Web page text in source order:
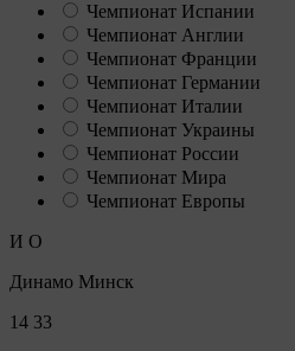
Чемпионат Испании
Чемпионат Англии
Чемпионат Франции
Чемпионат Германии
Чемпионат Италии
Чемпионат Украины
Чемпионат России
Чемпионат Мира
Чемпионат Европы
И О
Динамо Минск
14 33